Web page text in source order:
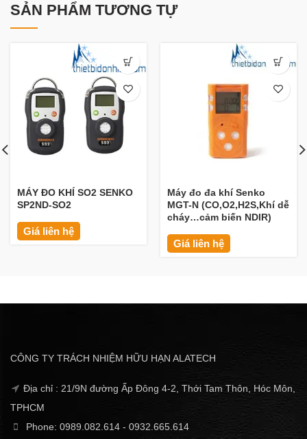
SẢN PHẨM TƯƠNG TỰ
MÁY ĐO KHÍ SO2 SENKO
SP2ND-SO2
Giá liên hệ
Máy đo đa khí Senko
MGT-N (CO,O2,H2S,Khí dễ
cháy…cảm biến NDIR)
Giá liên hệ
CÔNG TY TRÁCH NHIỆM HỮU HẠN ALATECH
Địa chỉ : 21/9N đường Ấp Đông 4-2, Thới Tam Thôn, Hóc Môn,
TPHCM
Phone: 0989.082.614 - 0932.665.614